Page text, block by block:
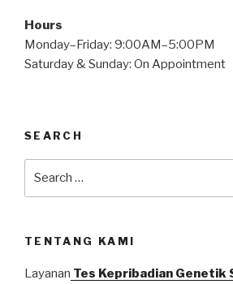
Hours
Monday–Friday: 9:00AM–5:00PM
Saturday & Sunday: On Appointment
SEARCH
TENTANG KAMI
Layanan Tes Kepribadian Genetik